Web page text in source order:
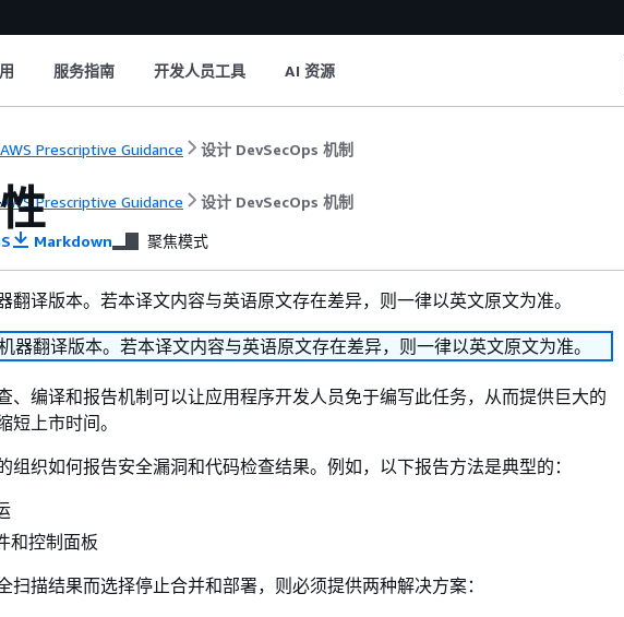
服务指南 开发人员工具 AI 资源
AWS Prescriptive Guidance 设计 DevSecOps 机制
AWS Prescriptive Guidance 设计 DevSecOps 机制
Markdown 聚焦模式
翻译版本。若本译文内容与英语原文存在差异，则一律以英文原文为准。
器翻译版本。若本译文内容与英语原文存在差异，则一律以英文原文为准。
、编译和报告机制可以让应用程序开发人员免于编写此任务，从而提供巨大的
短上市时间。
组织如何报告安全漏洞和代码检查结果。例如，以下报告方法是典型的：
和控制面板
扫描结果而选择停止合并和部署，则必须提供两种解决方案：